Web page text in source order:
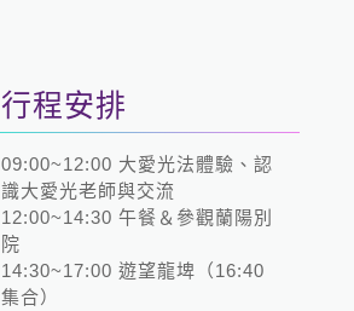
行程安排
09:00~12:00 大愛光法體驗、認
識大愛光老師與交流
12:00~14:30 午餐＆參觀蘭陽別
院
14:30~17:00 遊望龍埤（16:40
集合）